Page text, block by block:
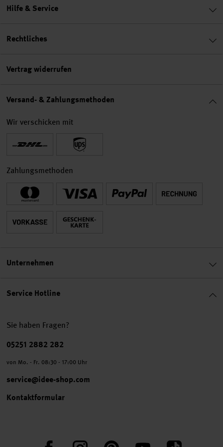
Service Hotline
Sie haben Fragen?
Telefonnummer
05251 2882 282
von Mo. - Fr. 08:30 - 17:00 Uhr
service@idee-shop.com
Kontaktformular
FacebookInstagram PinterestYouTube TikTok
Hilfe & Service
Rechtliches
Vertrag widerrufen
Versand- & Zahlungsmethoden
Wir verschicken mit
Zahlungsmethoden
Unternehmen